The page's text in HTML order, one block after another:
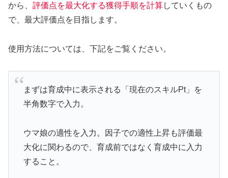
から、 評価点を最大化する獲得手順を計算していくもの
で、最大評価点を目指します。
使用方法については、下記をご覧ください。
まずは育成中に表示される「現在のスキルPt」を
半角数字で入力。
ウマ娘の適性を入力。因子での適性上昇も評価最
大化に関わるので、育成前ではなく育成中に入力
すること。